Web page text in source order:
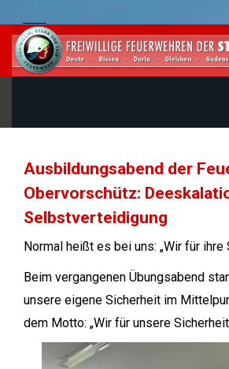
Ausbildungsabend der
Obervorschütz:
Selbstverteidigung
Normal heißt es bei uns: „Wir für ihre
Beim vergangenen Übungsabend
unsere eigene Sicherheit im
dem Motto: „Wir für unsere